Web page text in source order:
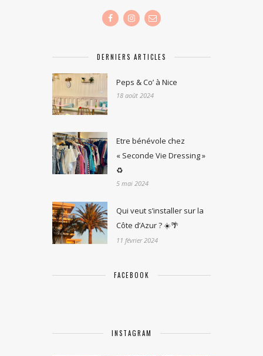
DERNIERS ARTICLES
Peps & Co’ à Nice
18 août 2024
Etre bénévole chez
« Seconde Vie Dressing »
♻️
5 mai 2024
Qui veut s’installer sur la
Côte d’Azur ? ☀️🌴
11 février 2024
FACEBOOK
INSTAGRAM